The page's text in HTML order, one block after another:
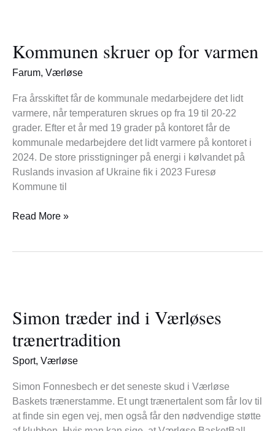
Kommunen skruer op for varmen
Farum, Værløse
Fra årsskiftet får de kommunale medarbejdere det lidt
varmere, når temperaturen skrues op fra 19 til 20-22
grader. Efter et år med 19 grader på kontoret får de
kommunale medarbejdere det lidt varmere på kontoret i
2024. De store prisstigninger på energi i kølvandet på
Ruslands invasion af Ukraine fik i 2023 Furesø
Kommune til
op
for
varmen
Read More »
Simon træder ind i Værløses
trænertradition
Sport, Værløse
Simon Fonnesbech er det seneste skud i Værløse
Baskets trænerstamme. Et ungt trænertalent som får lov til
at finde sin egen vej, men også får den nødvendige støtte
ind
i
Værløses
trænertradition